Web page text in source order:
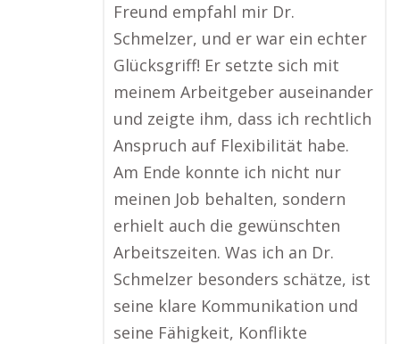
Freund empfahl mir Dr.
Schmelzer, und er war ein echter
Glücksgriff! Er setzte sich mit
meinem Arbeitgeber auseinander
und zeigte ihm, dass ich rechtlich
Anspruch auf Flexibilität habe.
Am Ende konnte ich nicht nur
meinen Job behalten, sondern
erhielt auch die gewünschten
Arbeitszeiten. Was ich an Dr.
Schmelzer besonders schätze, ist
seine klare Kommunikation und
seine Fähigkeit, Konflikte